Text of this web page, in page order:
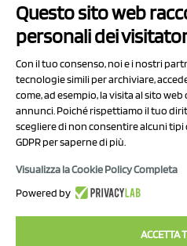
Via Prov.le
41057
P.I/C.F.
REA: MO
Capitale sociale
Questo sito web
personali dei
Con il tuo consenso, noi e i nostri
tecnologie simili per archiviare,
come, ad esempio, la visita al sito
annunci. Poiché rispettiamo il tuo
scegliere di non consentire alcuni tipi
GDPR per saperne di più.
Visualizza la Cookie Policy Completa
Powered by
ACCETTA